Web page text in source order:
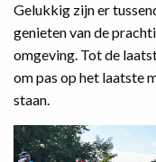
Gelukkig zijn er
genieten van de
omgeving. Tot de
om pas op het laatste
staan.